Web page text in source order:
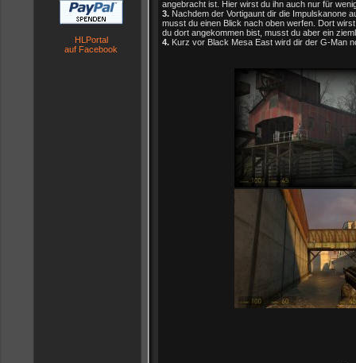
HLPortal
auf Facebook
angebracht ist. Hier wirst du ihn auch nur für
3. Nachdem der Vortigaunt dir die Impulskanone
musst du einen Blick nach oben werfen. Dort
du dort angekommen bist, musst du aber ein
4. Kurz vor Black Mesa East wird dir der G-Man